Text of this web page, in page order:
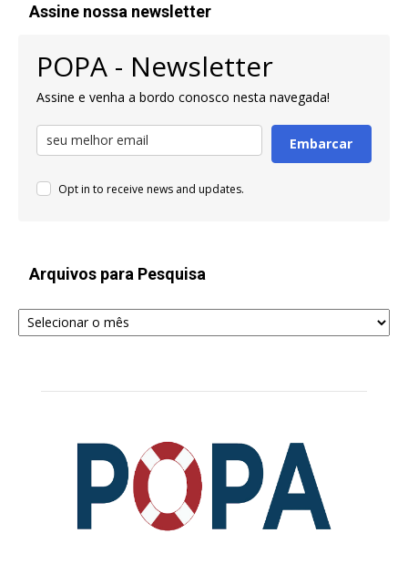
Assine nossa newsletter
POPA - Newsletter
Assine e venha a bordo conosco nesta navegada!
Embarcar
Opt in to receive news and updates.
Arquivos para Pesquisa
Arquivos
para